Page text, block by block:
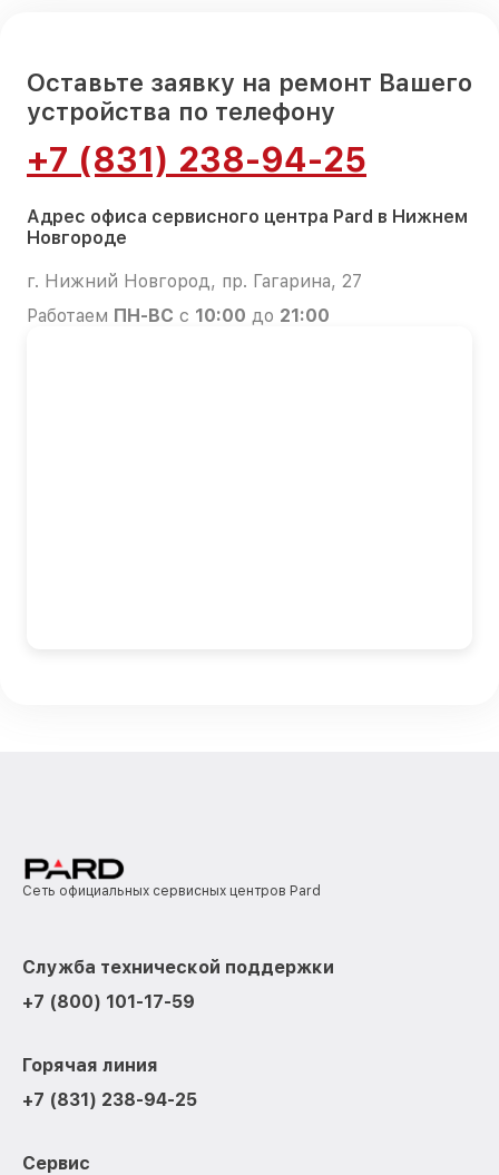
Оставьте заявку на ремонт Вашего
устройства по телефону
+7 (831) 238-94-25
Адрес офиса сервисного центра Pard в Нижнем
Новгороде
г. Нижний Новгород, пр. Гагарина, 27
Работаем ПН-ВС с 10:00 до 21:00
Сеть официальных сервисных центров Pard
Служба технической поддержки
+7 (800) 101-17-59
Горячая линия
+7 (831) 238-94-25
Сервис